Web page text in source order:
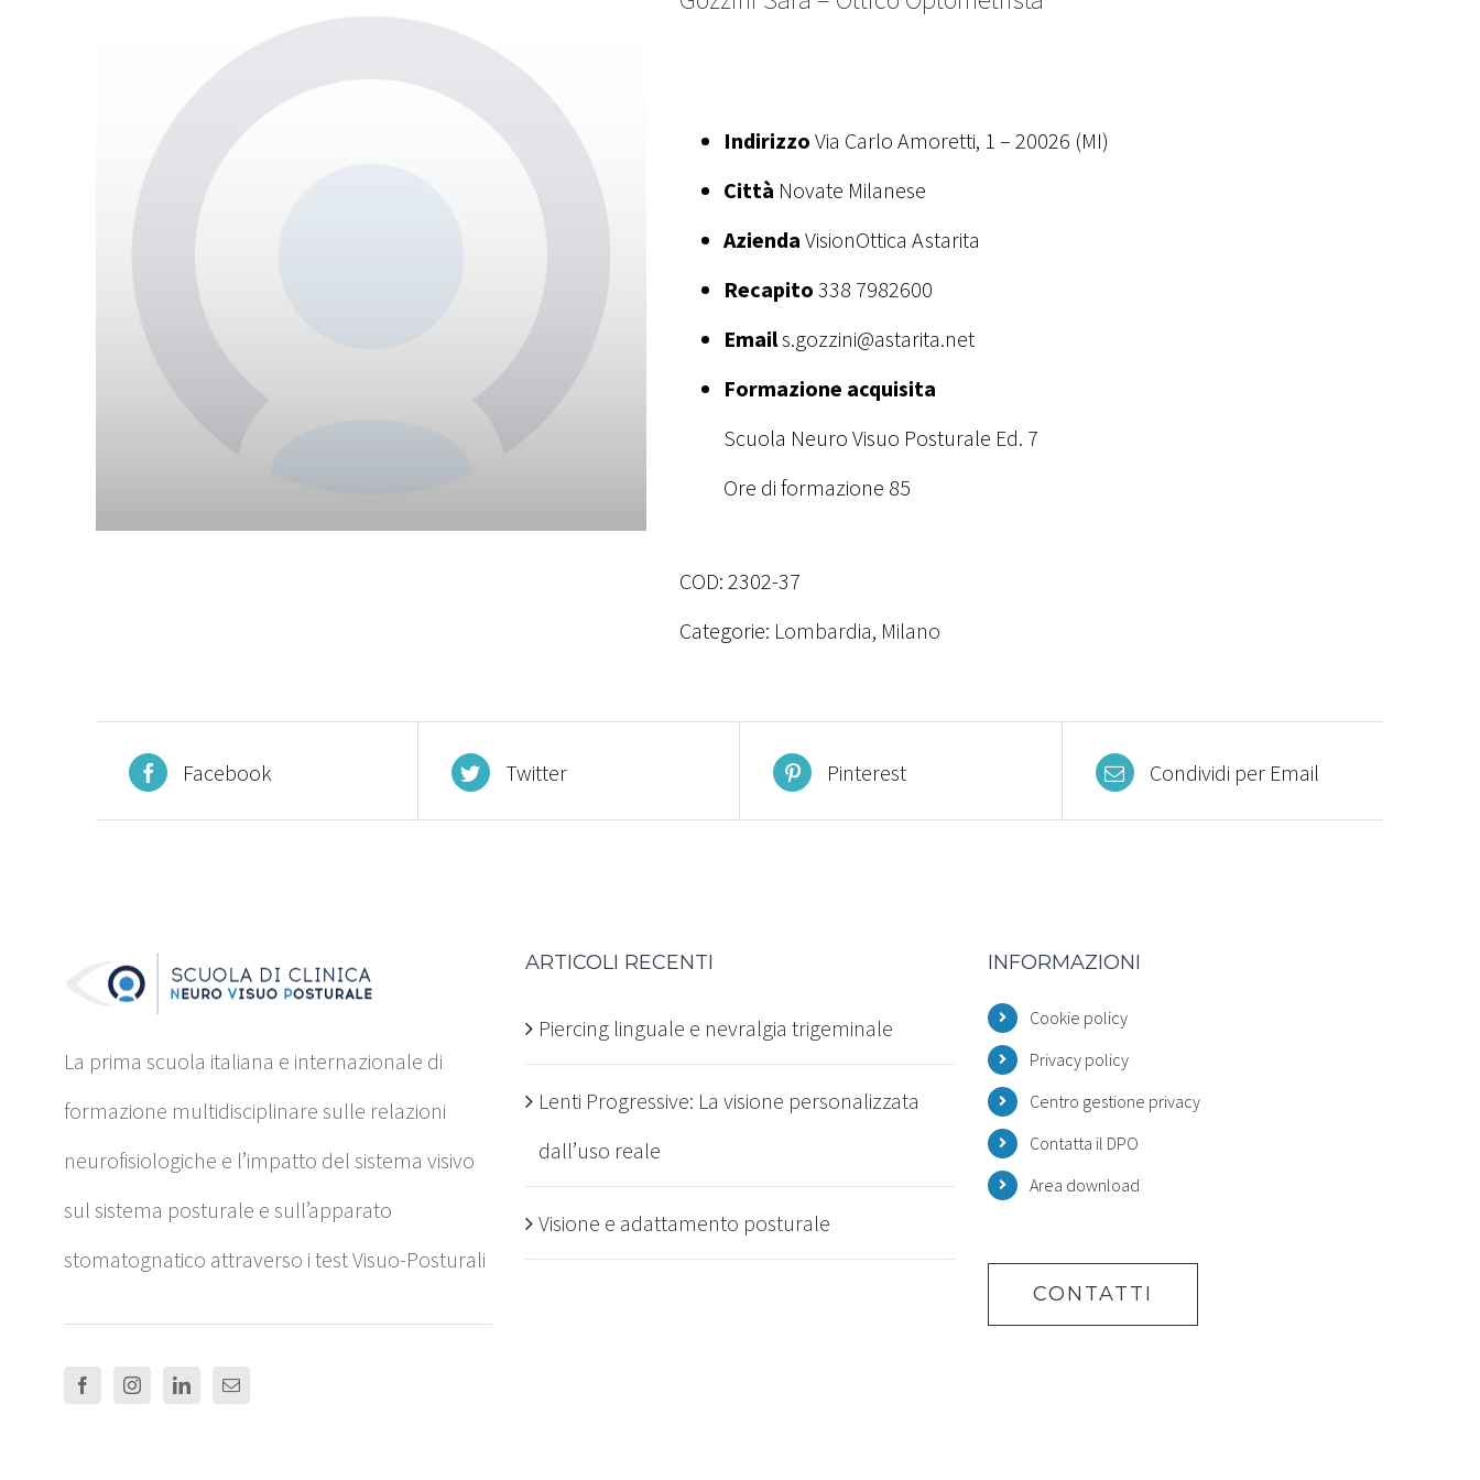
Indirizzo Via Carlo Amoretti, 1 – 20026 (MI)
Città Novate Milanese
Azienda VisionOttica Astarita
Recapito 338 7982600
Emails.gozzini@astarita.net
Formazione acquisita
Scuola Neuro Visuo Posturale Ed. 7
Ore di formazione 85
COD: 2302-37
Categorie: Lombardia, Milano
Facebook Twitter Pinterest Condividi per Email
La prima scuola italiana e internazionale di
formazione multidisciplinare sulle relazioni
neurofisiologiche e l’impatto del sistema visivo
sul sistema posturale e sull’apparato
stomatognatico attraverso i test Visuo-Posturali
ARTICOLI RECENTI
Piercing linguale e nevralgia trigeminale
Lenti Progressive: La visione personalizzata
dall’uso reale
Visione e adattamento posturale
INFORMAZIONI
Cookie policy
Privacy policy
Centro gestione privacy
Contatta il DPO
Area download
CONTATTI